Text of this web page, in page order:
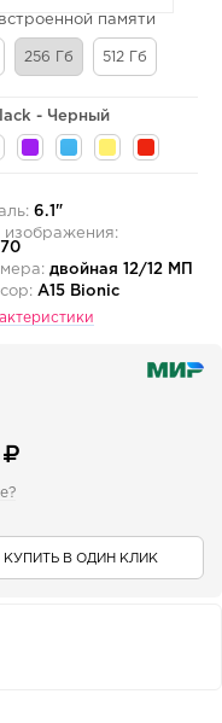
памяти
256 Гб 512 Гб
- Черный
6.1"
изображения:
двойная 12/12 МП
A15 Bionic
КУПИТЬ В ОДИН КЛИК